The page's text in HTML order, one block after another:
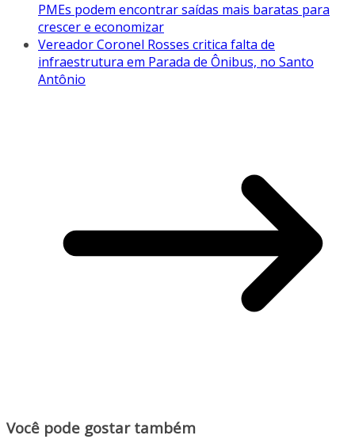
PMEs podem encontrar saídas mais baratas para
crescer e economizar
Vereador Coronel Rosses critica falta de
infraestrutura em Parada de Ônibus, no Santo
Antônio
Você pode gostar também